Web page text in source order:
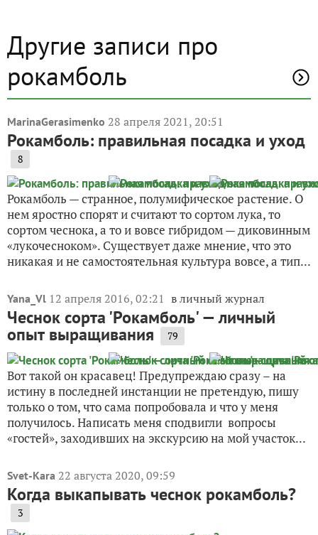
Другие записи про
рокамболь
MarinaGerasimenko 28 апреля 2021, 20:51
Рокамболь: правильная посадка и уход
8
Рокамболь — странное, полумифическое растение. О
нем яростно спорят и считают то сортом лука, то
сортом чеснока, а то и вовсе гибридом — диковинным
«лукочесноком». Существует даже мнение, что это
никакая и не самостоятельная культура вовсе, а тип...
Yana_Vl 12 апреля 2016, 02:21 в личный журнал
Чеснок сорта 'Рокамболь' — личный
опыт выращивания 79
Вот такой он красавец! Предупреждаю сразу – на
истину в последней инстанции не претендую, пишу
только о том, что сама попробовала и что у меня
получилось. Написать меня сподвигли вопросы
«гостей», заходивших на экскурсию на мой участок...
Svet-Kara 22 августа 2020, 09:59
Когда выкапывать чеснок рокамболь?
3